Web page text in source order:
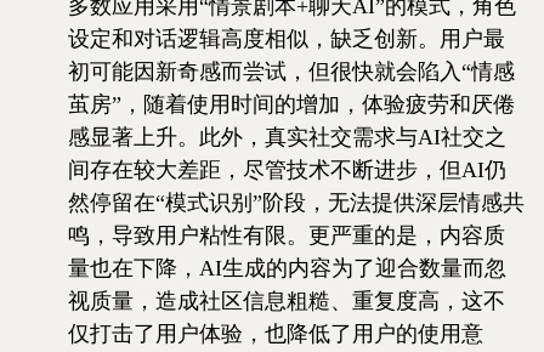
多数应用采用“情景剧本+聊天AI”的模式，角色
设定和对话逻辑高度相似，缺乏创新。用户最
初可能因新奇感而尝试，但很快就会陷入“情感
茧房”，随着使用时间的增加，体验疲劳和厌倦
感显著上升。此外，真实社交需求与AI社交之
间存在较大差距，尽管技术不断进步，但AI仍
然停留在“模式识别”阶段，无法提供深层情感共
鸣，导致用户粘性有限。更严重的是，内容质
量也在下降，AI生成的内容为了迎合数量而忽
视质量，造成社区信息粗糙、重复度高，这不
仅打击了用户体验，也降低了用户的使用意